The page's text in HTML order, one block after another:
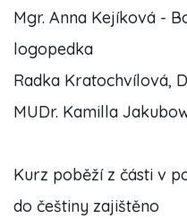
Mgr. Anna Kejíková -
logopedka
Radka Kratochvílová,
MUDr. Kamilla
Kurz poběží z části v
do češtiny zajištěno